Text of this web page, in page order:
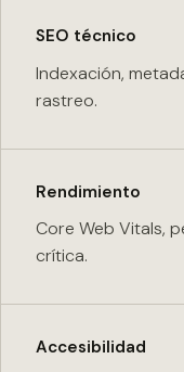
SEO técnico
Indexación,
rastreo.
Rendimiento
Core Web Vitals,
crítica.
Accesibilidad